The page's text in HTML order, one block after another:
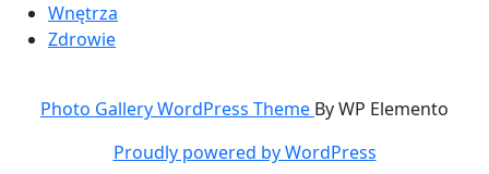
Wnętrza
Zdrowie
Photo Gallery WordPress Theme By WP Elemento
Proudly powered by WordPress